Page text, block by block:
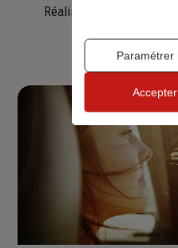
Réalisez une simulation
Paramétrer